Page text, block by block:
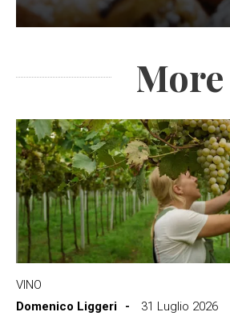
More
VINO
Domenico Liggeri
31 Luglio 2026